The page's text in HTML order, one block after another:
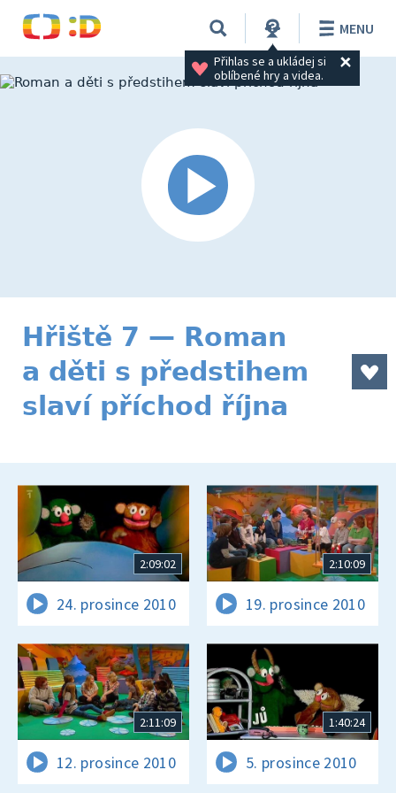
Přihlas se a ukládej si
oblíbené hry a videa.
MENU
Hřiště 7 — Roman
a děti s předstihem
slaví příchod října
2:09:02
24. prosince 2010
2:10:09
19. prosince 2010
2:11:09
12. prosince 2010
1:40:24
5. prosince 2010